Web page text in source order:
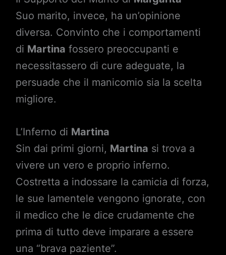
Suo marito, invece, ha un’opinione
diversa. Convinto che i comportamenti
di Martina fossero preoccupanti e
necessitassero di cure adeguate, la
persuade che il manicomio sia la scelta
migliore.
L’Inferno di Martina
Sin dai primi giorni, Martina si trova a
vivere un vero e proprio inferno.
Costretta a indossare la camicia di forza,
le sue lamentele vengono ignorate, con
il medico che le dice crudamente che
prima di tutto deve imparare a essere
una “brava paziente”.